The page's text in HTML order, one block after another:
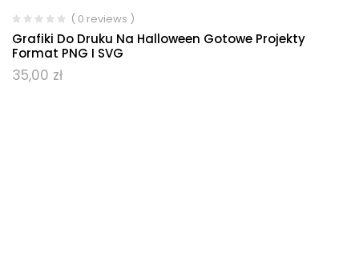
( 0 reviews )
Grafiki Do Druku Na Halloween Gotowe Projekty
Format PNG I SVG
35,00 zł